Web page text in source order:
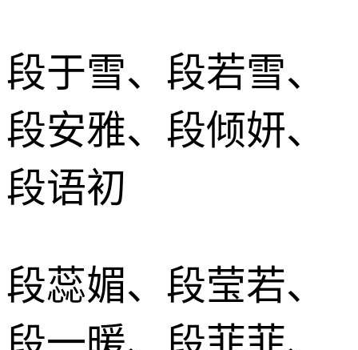
段于雪、段若雪、
段安雅、段倾妍、
段语初
段蕊媚、段莹若、